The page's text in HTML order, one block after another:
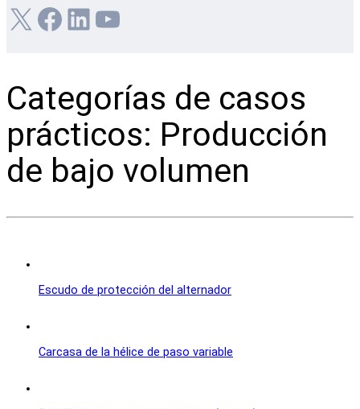
X Facebook LinkedIn YouTube
Categorías de casos
prácticos: Producción
de bajo volumen
Escudo de protección del alternador
Carcasa de la hélice de paso variable